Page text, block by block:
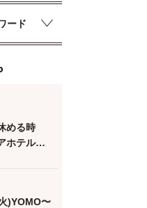
ード
める時
ホテル
で贈れ
)YOMO〜